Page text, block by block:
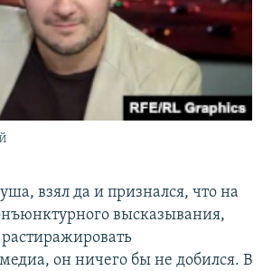
взял да и признался, что на
высказывания,
он ничего бы не добился. В